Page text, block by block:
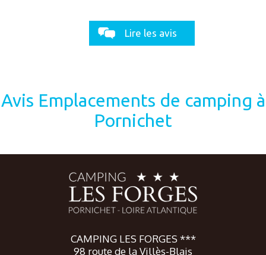
Lire les avis
Avis Emplacements de camping à
Pornichet
CAMPING LES FORGES ***
98 route de la Villès-Blais